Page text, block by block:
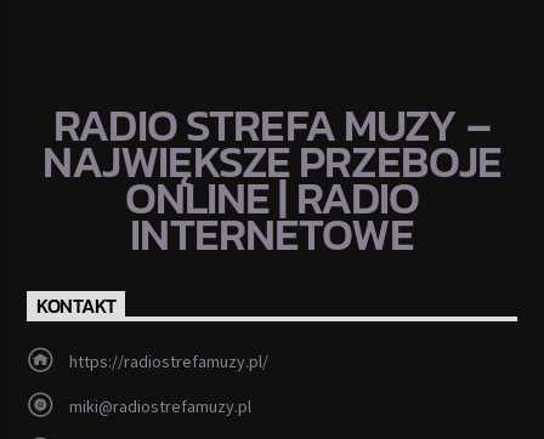
RADIO STREFA MUZY –
NAJWIĘKSZE PRZEBOJE
ONLINE | RADIO
INTERNETOWE
KONTAKT
https://radiostrefamuzy.pl/
miki@radiostrefamuzy.pl